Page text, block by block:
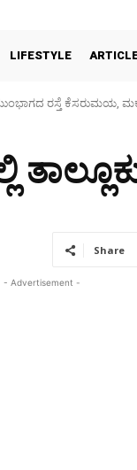
LIFESTYLE
06/08/2026
Share
- Advertisement -